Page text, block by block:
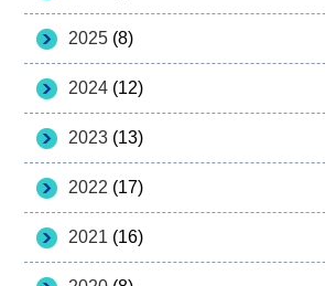
2025 (8)
2024 (12)
2023 (13)
2022 (17)
2021 (16)